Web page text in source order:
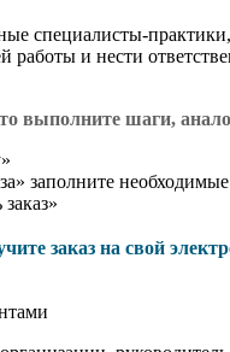
специалисты-
работы и нести
выполните шаги,
заполните
заказ на свой